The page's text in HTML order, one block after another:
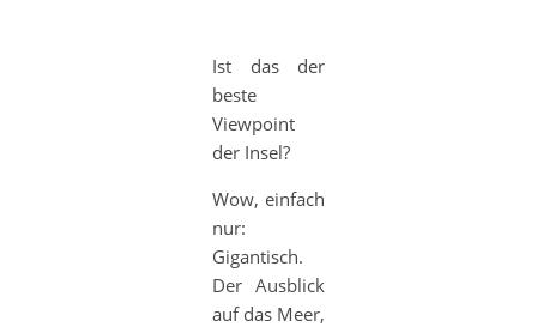
Ist das der
beste
Viewpoint
der Insel?
Wow, einfach
nur:
Gigantisch.
Der Ausblick
auf das Meer,